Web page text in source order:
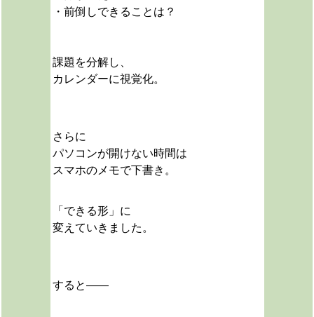
・前倒しできることは？
課題を分解し、
カレンダーに視覚化。
さらに
パソコンが開けない時間は
スマホのメモで下書き。
「できる形」に
変えていきました。
すると――